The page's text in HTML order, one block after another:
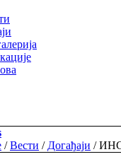
/ Вести / Догађаји /